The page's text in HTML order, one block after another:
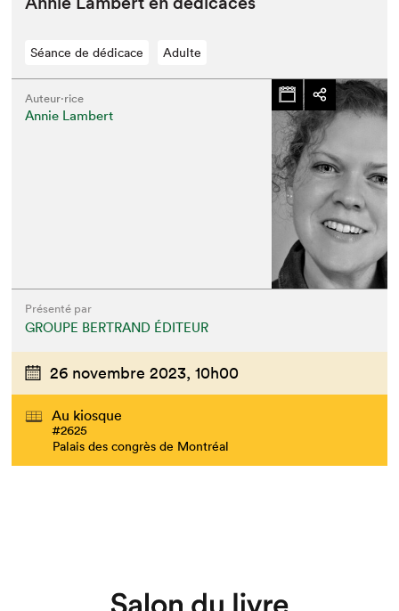
Que cherchez-vous?
Séance de dédicace Adulte
Auteur·rice
Annie Lambert
Présenté par
GROUPE BERTRAND ÉDITEUR
26 novembre 2023, 10h00
Au kiosque
#2625
Palais des congrès de Montréal